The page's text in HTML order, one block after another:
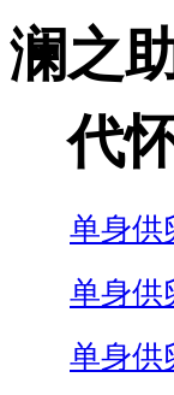
澜之
代
单身供
单身供
单身供